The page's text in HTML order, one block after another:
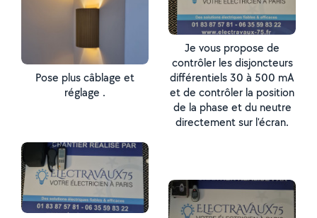
Pose plus câblage et
réglage .
Je vous propose de
contrôler les disjoncteurs
différentiels 30 à 500 mA
et de contrôler la position
de la phase et du neutre
directement sur l'écran.